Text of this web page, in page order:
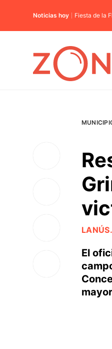
Noticias hoy Fiesta de la
LANÚS.
El